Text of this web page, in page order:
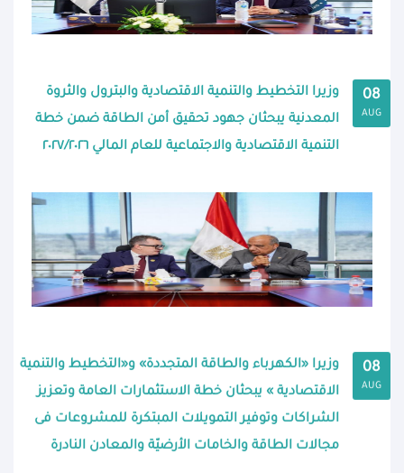
08
AUG
وزيرا التخطيط والتنمية الاقتصادية والبترول والثروة
المعدنية يبحثان جهود تحقيق أمن الطاقة ضمن خطة
التنمية الاقتصادية والاجتماعية للعام المالي ٢٠٢٧/٢٠٢٦
08
AUG
وزيرا «الكهرباء والطاقة المتجددة» و«التخطيط والتنمية
الاقتصادية » يبحثان خطة الاستثمارات العامة وتعزيز
الشراكات وتوفير التمويلات المبتكرة للمشروعات فى
مجالات الطاقة والخامات الأرضيّة والمعادن النادرة